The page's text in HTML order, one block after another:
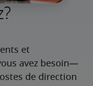
et
avez besoin—
de direction